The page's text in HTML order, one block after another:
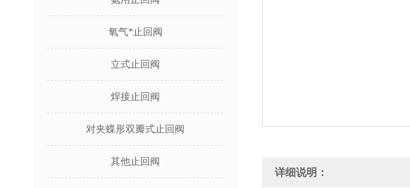
氧气*止回阀
立式止回阀
焊接止回阀
对夹蝶形双瓣式止回阀
其他止回阀
详细说明：